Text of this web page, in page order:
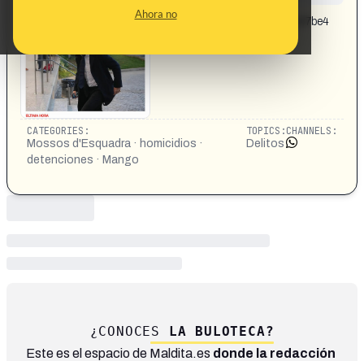
Ahora no
https://www.elmundo.es/cataluna/2026/05/19/6a0c127be4
CATEGORIES:
Mossos d'Esquadra · homicidios ·
detenciones · Mango
TOPICS:
Delitos
CHANNELS:
¿CONOCES LA BULOTECA?
Este es el espacio de Maldita.es donde la redacción